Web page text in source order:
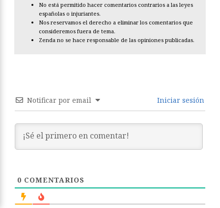
No está permitido hacer comentarios contrarios a las leyes
españolas o injuriantes.
Nos reservamos el derecho a eliminar los comentarios que
consideremos fuera de tema.
Zenda no se hace responsable de las opiniones publicadas.
Notificar por email Iniciar sesión
0 COMENTARIOS